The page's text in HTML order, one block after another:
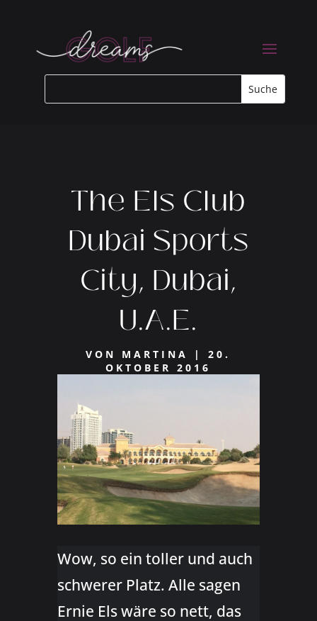
The Els Club
Dubai Sports
City, Dubai,
U.A.E.
VON MARTINA |20.
OKTOBER 2016
Wow, so ein toller und auch
schwerer Platz. Alle sagen
Ernie Els wäre so nett, das